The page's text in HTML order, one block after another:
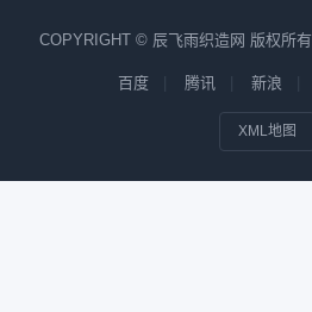
COPYRIGHT © 辰飞雨织造网 版权所有
百度 腾讯 新浪
XML地图